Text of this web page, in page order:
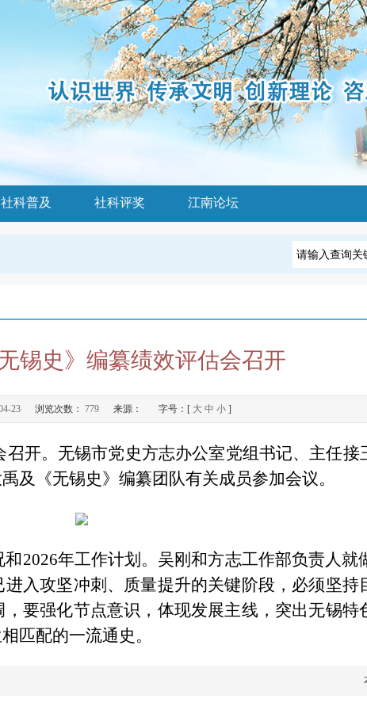
社科普及 社科评奖 江南论坛
锡史》编纂绩效评估会召开
23 浏览次数： 779 来源： 字号：[ 大 中 小 ]
开。无锡市党史方志办公室党组书记、主任
及《无锡史》编纂团队有关成员参加会议。
2026年工作计划。吴刚和方志工作部负责人就
入攻坚冲刺、质量提升的关键阶段，必须坚持
要强化节点意识，体现发展主线，突出无锡特
匹配的一流通史。